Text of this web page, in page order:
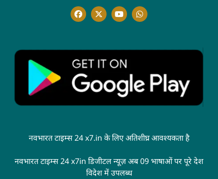
नवभारत टाइम्स 24 x7.in के लिए अतिशीघ्र आवश्यकता है
नवभारत टाइम्स 24 x7in डिजीटल न्यूज़ अब 09 भाषाओं पर पूरे देश
विदेश में उपलब्ध